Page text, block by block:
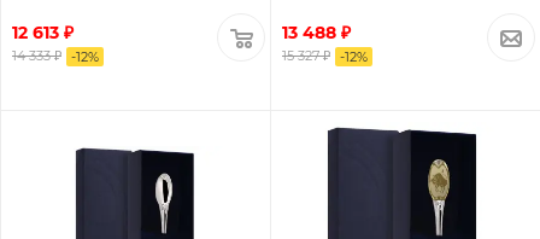
12 613 ₽
14 333 ₽ -12%
13 488 ₽
15 327 ₽ -12%